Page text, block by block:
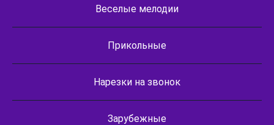
Веселые мелодии
Прикольные
Нарезки на звонок
Зарубежные